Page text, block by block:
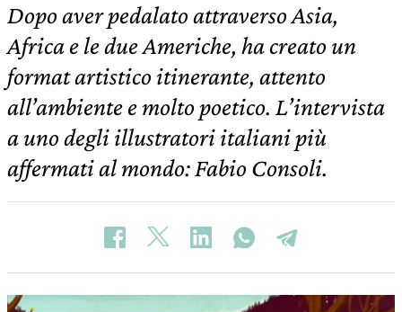
Dopo aver pedalato attraverso Asia,
Africa e le due Americhe, ha creato un
format artistico itinerante, attento
all’ambiente e molto poetico. L’intervista
a uno degli illustratori italiani più
affermati al mondo: Fabio Consoli.